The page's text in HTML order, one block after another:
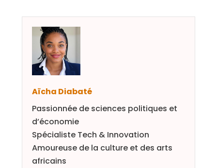
Aïcha Diabaté
Passionnée de sciences politiques et
d’économie
Spécialiste Tech & Innovation
Amoureuse de la culture et des arts
africains